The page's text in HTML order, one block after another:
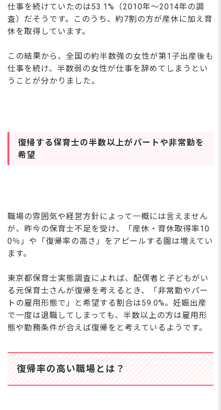
仕事を続けていたのは53.1%（2010年～2014年の調
査）だそうです。このうち、約7割の方が産休に加え育
休を取得しています。
この結果から、全国の約半数強の女性が第1子出産後も
仕事を続け、半数弱の女性が仕事を辞めてしまうとい
うことが分かりました。
復帰する保育士の半数以上がパートや非常勤を
希望
職場の雰囲気や経営方針によって一概には言えません
が、昨今の保育士不足を受け、「産休・育休取得率10
0％」や「復帰率の高さ」をアピールする園は増えてい
ます。
東京都保育士実態調査によれば、配偶者と子どもがい
る元保育士さんが復帰を考えるとき、「非常勤やパー
トの雇用形態で」と希望する割合は59.0%。妊娠出産
で一度は退職してしまっても、半数以上の方は雇用形
態や勤務条件が合えば復帰をと考えているようです。
復帰率の高い職場とは？